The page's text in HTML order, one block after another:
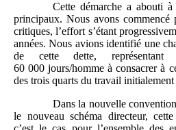
Cette démarche a abouti
principaux. Nous avons commencé
critiques, l’effort s’étant
années. Nous avions identifié une
de cette dette, représentant
60 000 jours/homme à consacrer à
des trois quarts du travail
Dans la nouvelle
le nouveau schéma directeur,